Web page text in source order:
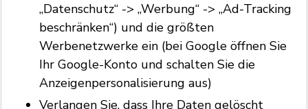
„Datenschutz“ -> „Werbung“ -> „Ad-Tracking
beschränken“) und die größten
Werbenetzwerke ein (bei Google öffnen Sie
Ihr Google-Konto und schalten Sie die
Anzeigenpersonalisierung aus)
Verlangen Sie, dass Ihre Daten gelöscht